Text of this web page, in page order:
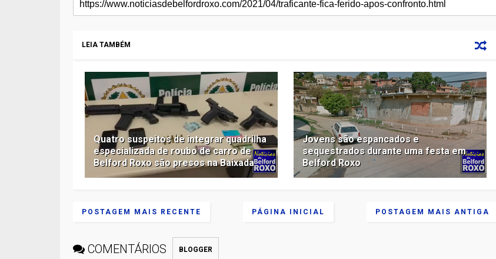
LEIA TAMBÉM
Quatro suspeitos de integrar quadrilha
especializada de roubo de carro de
Belford Roxo são presos na Baixada
Jovens são espancados e
sequestrados durante uma festa em
Belford Roxo
POSTAGEM MAIS RECENTE POSTAGEM MAIS ANTIGA
PÁGINA INICIAL
COMENTÁRIOS BLOGGER